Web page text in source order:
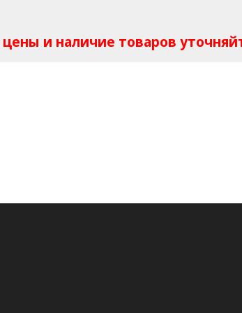
и наличие товаров